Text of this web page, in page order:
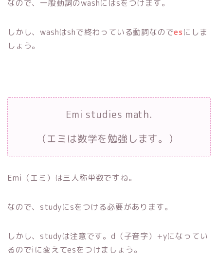
なので、一般動詞のwashにはsをつけます。
しかし、washはshで終わっている動詞なのでesにしま
しょう。
Emi studies math.
（エミは数学を勉強します。）
Emi（エミ）は三人称単数ですね。
なので、studyにsをつける必要があります。
しかし、studyは注意です。d（子音字）+yになってい
るのでiに変えてesをつけましょう。